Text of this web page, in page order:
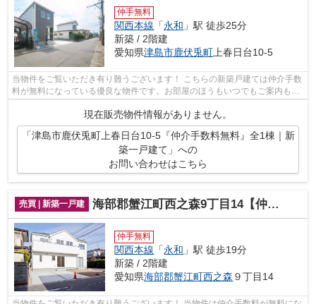
仲手無料
関西本線 「永和 」駅 徒歩25分
新築 / 2階建
愛知県津島市鹿伏兎町上春日台10-5
当物件をご覧いただき有り難うございます！ こちらの新築戸建ては仲介手数
料が無料になっている優良な物件です。お部屋のほうもいつでもご案内もさ
せて頂きますのでお気軽にお問合せ下...
現在販売物件情報がありません。
「津島市鹿伏兎町上春日台10-5『仲介手数料無料』全1棟｜新
築一戸建て」への
お問い合わせはこちら
売買 | 新築一戸建 海部郡蟹江町西之森9丁目14【仲介手数料無料】新築一戸建て
仲手無料
関西本線 「永和 」駅 徒歩19分
新築 / 2階建
愛知県海部郡蟹江町西之森 ９丁目14